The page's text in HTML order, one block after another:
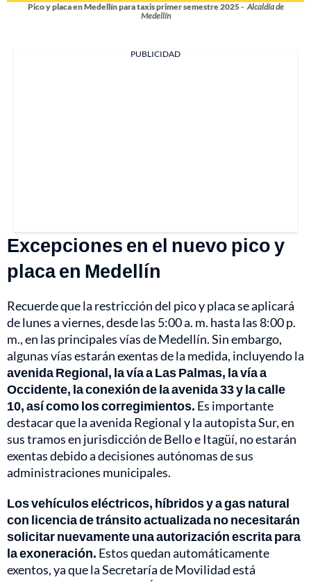
Pico y placa en Medellín para taxis primer semestre 2025 - Alcaldía de
Medellín
PUBLICIDAD
Excepciones en el nuevo pico y
placa en Medellín
Recuerde que la restricción del pico y placa se aplicará
de lunes a viernes, desde las 5:00 a. m. hasta las 8:00 p.
m., en las principales vías de Medellín. Sin embargo,
algunas vías estarán exentas de la medida, incluyendo la
avenida Regional, la vía a Las Palmas, la vía a
Occidente, la conexión de la avenida 33 y la calle
10, así como los corregimientos. Es importante
destacar que la avenida Regional y la autopista Sur, en
sus tramos en jurisdicción de Bello e Itagüí, no estarán
exentas debido a decisiones autónomas de sus
administraciones municipales.
Los vehículos eléctricos, híbridos y a gas natural
con licencia de tránsito actualizada no necesitarán
solicitar nuevamente una autorización escrita para
la exoneración. Estos quedan automáticamente
exentos, ya que la Secretaría de Movilidad está